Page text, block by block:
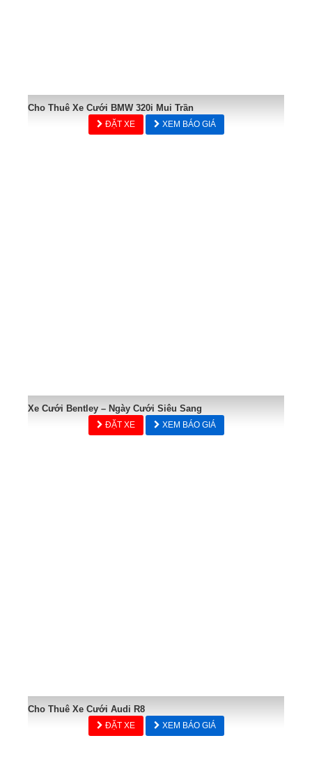
Cho Thuê Xe Cưới BMW 320i Mui Trần
ĐẶT XE XEM BÁO GIÁ
Xe Cưới Bentley – Ngày Cưới Siêu Sang
ĐẶT XE XEM BÁO GIÁ
Cho Thuê Xe Cưới Audi R8
ĐẶT XE XEM BÁO GIÁ